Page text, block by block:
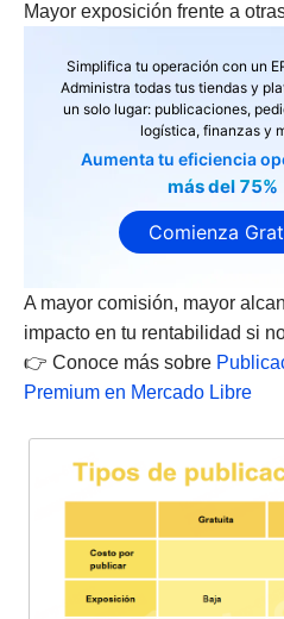
Mayor exposición frente a
Simplifica tu operación con un
Administra todas tus tiendas y
un solo lugar: publicaciones,
logística, finanzas y
Aumenta tu eficiencia
más del 75%
Comienza
A mayor comisión, mayor
impacto en tu rentabilidad si
👉 Conoce más sobre
Premium en Mercado Libre